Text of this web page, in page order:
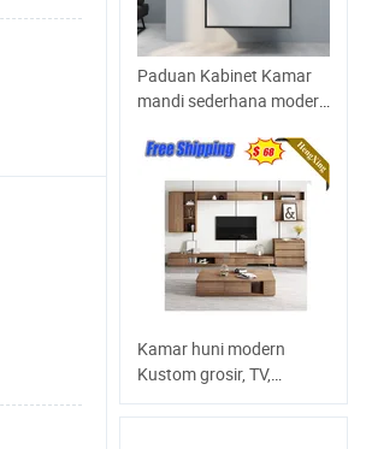
Paduan Kabinet Kamar
mandi sederhana modern
modern
Kamar huni modern
Kustom grosir, TV,
dudukan dan kopi Tabel